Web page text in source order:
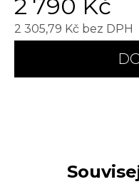
2 790 Kč
2 305,79 Kč bez DPH